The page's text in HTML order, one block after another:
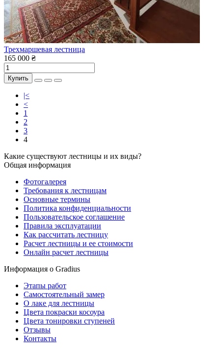
Трехмаршевая лестница
165 000 ₴
Купить
|<
<
1
2
3
4
Какие существуют лестницы и их виды?
Общая информация
Фотогалерея
Требования к лестницам
Основные термины
Политика конфиденциальности
Пользовательское соглашение
Правила эксплуатации
Как рассчитать лестницу
Расчет лестницы и ее стоимости
Онлайн расчет лестницы
Информация о Gradius
Этапы работ
Самостоятельный замер
О лаке для лестницы
Цвета покраски косоура
Цвета тонировки ступеней
Отзывы
Контакты